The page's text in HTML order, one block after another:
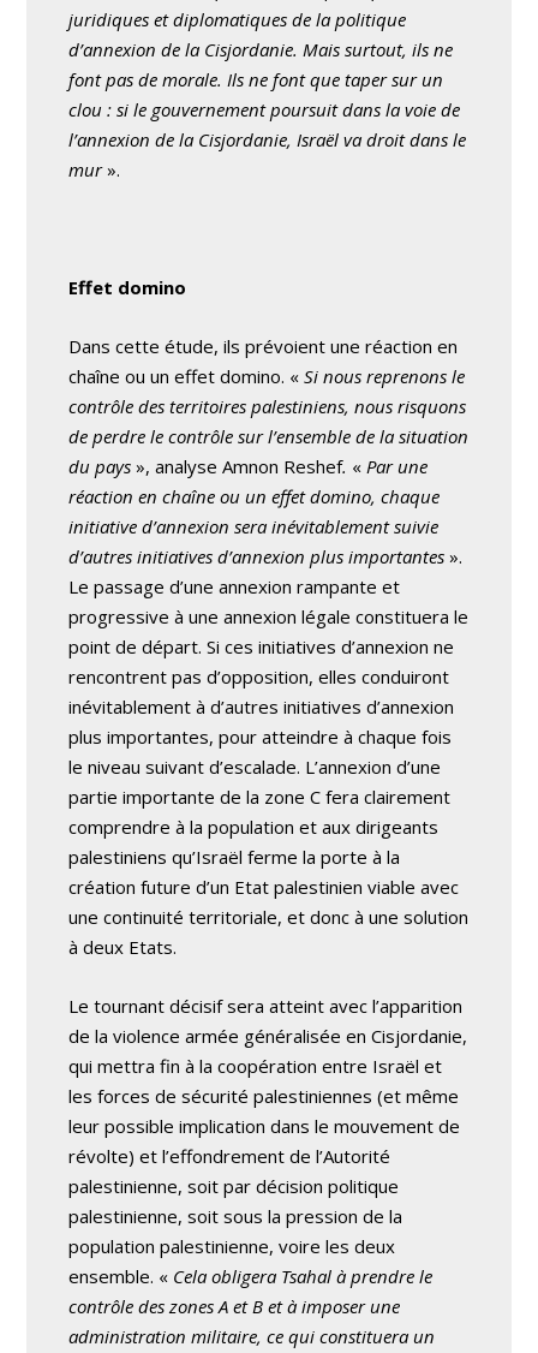
juridiques et diplomatiques de la politique
d’annexion de la Cisjordanie. Mais surtout, ils ne
font pas de morale. Ils ne font que taper sur un
clou : si le gouvernement poursuit dans la voie de
l’annexion de la Cisjordanie, Israël va droit dans le
mur».
Effet domino
Dans cette étude, ils prévoient une réaction en
chaîne ou un effet domino. «Si nous reprenons le
contrôle des territoires palestiniens, nous risquons
de perdre le contrôle sur l’ensemble de la situation
du pays », analyse Amnon Reshef. «Par une
réaction en chaîne ou un effet domino, chaque
initiative d’annexion sera inévitablement suivie
d’autres initiatives d’annexion plus importantes ».
Le passage d’une annexion rampante et
progressive à une annexion légale constituera le
point de départ. Si ces initiatives d’annexion ne
rencontrent pas d’opposition, elles conduiront
inévitablement à d’autres initiatives d’annexion
plus importantes, pour atteindre à chaque fois
le niveau suivant d’escalade. L’annexion d’une
partie importante de la zone C fera clairement
comprendre à la population et aux dirigeants
palestiniens qu’Israël ferme la porte à la
création future d’un Etat palestinien viable avec
une continuité territoriale, et donc à une solution
à deux Etats.
Le tournant décisif sera atteint avec l’apparition
de la violence armée généralisée en Cisjordanie,
qui mettra fin à la coopération entre Israël et
les forces de sécurité palestiniennes (et même
leur possible implication dans le mouvement de
révolte) et l’effondrement de l’Autorité
palestinienne, soit par décision politique
palestinienne, soit sous la pression de la
population palestinienne, voire les deux
ensemble. « Cela obligera Tsahal à prendre le
contrôle des zones A et B et à imposer une
administration militaire, ce qui constituera un